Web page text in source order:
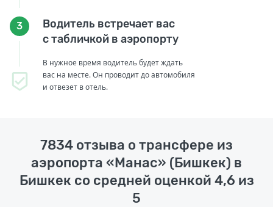
3
Водитель встречает вас
с табличкой в аэропорту
В нужное время водитель будет ждать
вас на месте. Он проводит до автомобиля
и отвезет в отель.
7834 отзыва о трансфере из
аэропорта «Манас» (Бишкек) в
Бишкек со средней оценкой 4,6 из
5